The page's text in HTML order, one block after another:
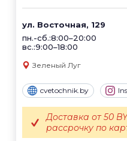
ул. Восточная, 129
пн.-сб.:8:00–20:00
вс.:9:00–18:00
Зеленый Луг
cvetochnik.by
Доставка от 50
рассрочку по